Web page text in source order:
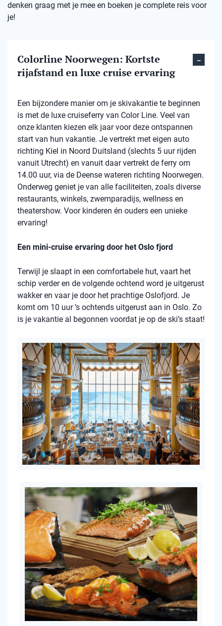
denken graag met je mee en boeken je complete reis voor
je!
Colorline Noorwegen: Kortste
rijafstand en luxe cruise ervaring
Een bijzondere manier om je skivakantie te beginnen
is met de luxe cruiseferry van Color Line. Veel van
onze klanten kiezen elk jaar voor deze ontspannen
start van hun vakantie. Je vertrekt met eigen auto
richting Kiel in Noord Duitsland (slechts 5 uur rijden
vanuit Utrecht) en vanuit daar vertrekt de ferry om
14.00 uur, via de Deense wateren richting Noorwegen.
Onderweg geniet je van alle faciliteiten, zoals diverse
restaurants, winkels, zwemparadijs, wellness en
theatershow. Voor kinderen én ouders een unieke
ervaring!
Een mini-cruise ervaring door het Oslo fjord
Terwijl je slaapt in een comfortabele hut, vaart het
schip verder en de volgende ochtend word je uitgerust
wakker en vaar je door het prachtige Oslofjord. Je
komt om 10 uur ’s ochtends uitgerust aan in Oslo. Zo
is je vakantie al begonnen voordat je op de ski’s staat!